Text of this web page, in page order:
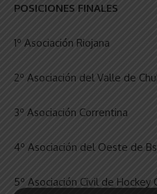
POSICIONES FINALES
1º Asociación Riojana
2º Asociación del Valle de
3º Asociación Correntina
4º Asociación del Oeste de
5º Asociación Civil de Hockey